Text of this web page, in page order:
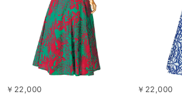
￥22,000 ￥22,000